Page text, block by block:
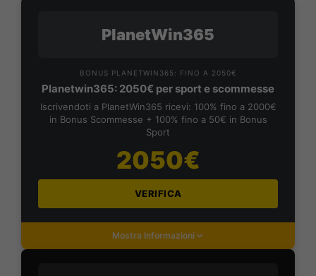
PlanetWin365
BONUS PLANETWIN365: FINO A 2050€
Planetwin365: 2050€ per sport e scommesse
Iscrivendoti a PlanetWin365 ricevi: 100% fino a 2000€
in Bonus Scommesse + 100% fino a 50€ in Bonus
Sport
2050€
VERIFICA
Mostra Informazioni